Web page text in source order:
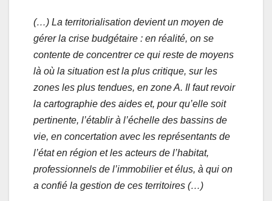
(…) La territorialisation devient un moyen de
gérer la crise budgétaire : en réalité, on se
contente de concentrer ce qui reste de moyens
là où la situation est la plus critique, sur les
zones les plus tendues, en zone A. Il faut revoir
la cartographie des aides et, pour qu’elle soit
pertinente, l’établir à l’échelle des bassins de
vie, en concertation avec les représentants de
l’état en région et les acteurs de l’habitat,
professionnels de l’immobilier et élus, à qui on
a confié la gestion de ces territoires (…)